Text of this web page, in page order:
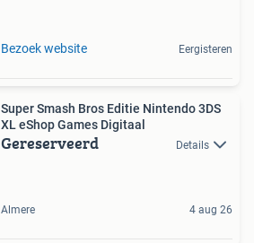
Bezoek website Eergisteren
Super Smash Bros Editie Nintendo 3DS
XL eShop Games Digitaal
Gereserveerd Details
Almere 4 aug 26